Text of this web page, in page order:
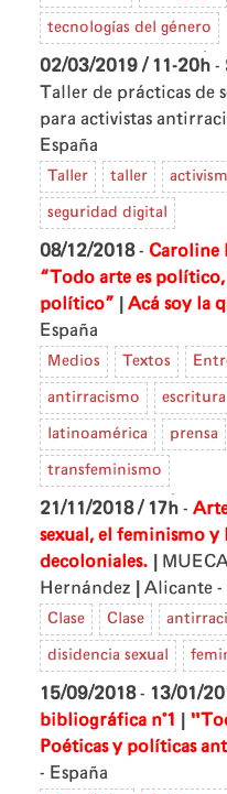
tecnologías del género
02/03/2019 / 11-20h -
Taller de prácticas de
para activistas
España
Taller taller
seguridad digital
08/12/2018- Caroline
“Todo arte es
político”
Acá soy la
España
Medios Textos
antirracismo escritura
latinoamérica prensa
transfeminismo
21/11/2018 / 17h -
sexual, el feminismo y
decoloniales.
Hernández
Alicante -
Clase Clase
disidencia sexual
15/09/2018- 13/01/
bibliográfica n°1
Poéticas y políticas
- España